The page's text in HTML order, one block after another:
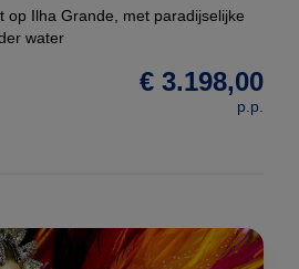
op Ilha Grande, met paradijselijke
water
€ 3.198,00
p.p.